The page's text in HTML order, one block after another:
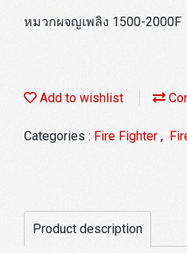
หมวกผจญเพลิง 1500-2000F
Add to wishlist
Categories : Fire Fighter ,
Product description